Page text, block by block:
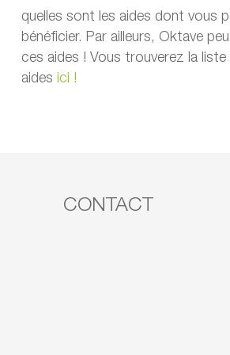
quelles sont les aides dont vous
bénéficier. Par ailleurs, Oktave
ces aides ! Vous trouverez la
aides ici !
CONTACT